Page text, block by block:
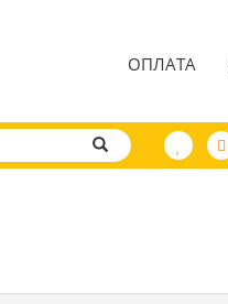
ОПЛАТА